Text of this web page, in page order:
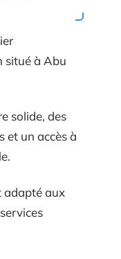
situé à Abu
solide, des
et un accès à
adapté aux